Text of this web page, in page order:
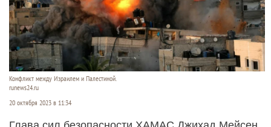
Конфликт между Израилем и Палестиной.
runews24.ru
20 октября 2023 в 11:34